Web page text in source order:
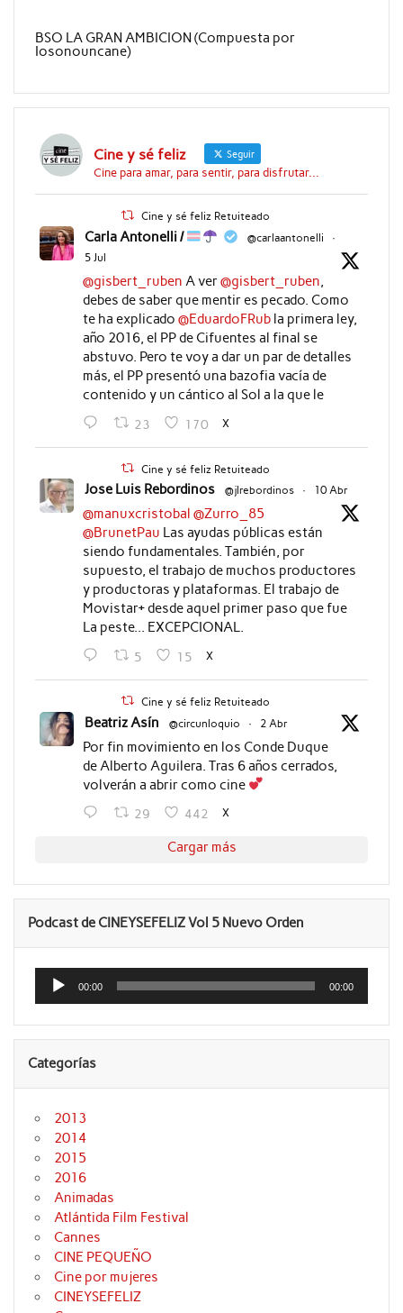
BSO LA GRAN AMBICION (Compuesta por
Iosonouncane)
Cine y sé feliz Seguir
Cine para amar, para sentir, para disfrutar...
Cine y sé feliz Retuiteado
Carla Antonelli / @carlaantonelli
·
5 Jul
@gisbert_ruben A ver@gisbert_ruben,
debes de saber que mentir es pecado. Como
te ha explicado @EduardoFRubla primera ley,
año 2016, el PP de Cifuentes al final se
abstuvo. Pero te voy a dar un par de detalles
más, el PP presentó una bazofia vacía de
contenido y un cántico al Sol a la que le
23 170 X
Cine y sé feliz Retuiteado
Jose Luis Rebordinos @jlrebordinos · 10 Abr
@manuxcristobal @Zurro_85
@BrunetPau Las ayudas públicas están
siendo fundamentales. También, por
supuesto, el trabajo de muchos productores
y productoras y plataformas. El trabajo de
Movistar+ desde aquel primer paso que fue
La peste... EXCEPCIONAL.
5 15 X
Cine y sé feliz Retuiteado
Beatriz Asín @circunloquio · 2 Abr
Por fin movimiento en los Conde Duque
de Alberto Aguilera. Tras 6 años cerrados,
volverán a abrir como cine
29 442 X
Cargar más
Podcast de CINEYSEFELIZ Vol 5 Nuevo Orden
audio
00:00 00:00
Categorías
2013
2014
2015
2016
Animadas
Atlántida Film Festival
Cannes
CINE PEQUEÑO
Cine por mujeres
CINEYSEFELIZ